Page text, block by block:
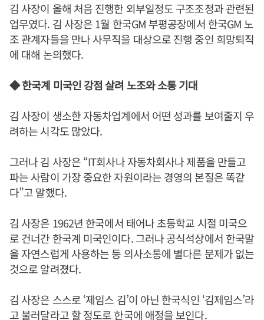
김 사장이 올해 처음 진행한 외부일정도 구조조정과 관련된
업무였다. 김 사장은 1월 한국GM 부평공장에서 한국GM 노
조 관계자들을 만나 사무직을 대상으로 진행 중인 희망퇴직
에 대해 논의했다.
◆ 한국계 미국인 강점 살려 노조와 소통 기대
김 사장이 생소한 자동차업계에서 어떤 성과를 보여줄지 우
려하는 시각도 많았다.
그러나 김 사장은 “IT회사나 자동차회사나 제품을 만들고
파는 사람이 가장 중요한 자원이라는 경영의 본질은 똑같
다”고 말했다.
김 사장은 1962년 한국에서 태어나 초등학교 시절 미국으
로 건너간 한국계 미국인이다. 그러나 공식석상에서 한국말
을 자연스럽게 사용하는 등 의사소통에 별다른 문제가 없는
것으로 알려졌다.
김 사장은 스스로 ‘제임스 김’이 아닌 한국식인 ‘김제임스’라
고 불러달라고 할 정도로 한국에 애정을 보인다.